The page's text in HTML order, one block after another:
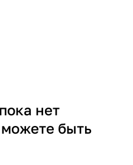
нет
быть